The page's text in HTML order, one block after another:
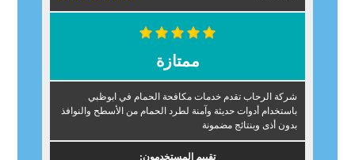
ممتازة
شركة الرحاب تقدم خدمات مكافحة الحمام في ابوظبي
باستخدام أدوات حديثة وآمنة لطرد الحمام من الأسطح والنوافذ
بدون أذى وبنتائج مضمونة
تقييم المستخدمون: